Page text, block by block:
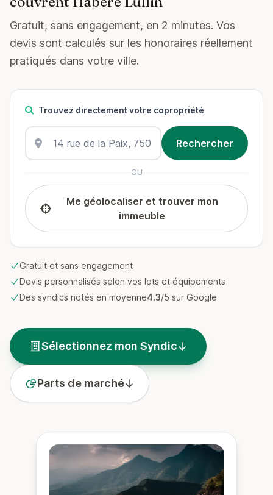
Gratuit, sans engagement, en 2 minutes. Vos
devis sont calculés sur les honoraires réellement
pratiqués dans votre ville.
Trouvez directement votre copropriété
OU
Me géolocaliser et trouver mon
immeuble
Gratuit et sans engagement
Devis personnalisés selon vos lots et équipements
Des syndics notés en moyenne4.3/5 sur Google
Sélectionnez mon Syndic
Parts de marché